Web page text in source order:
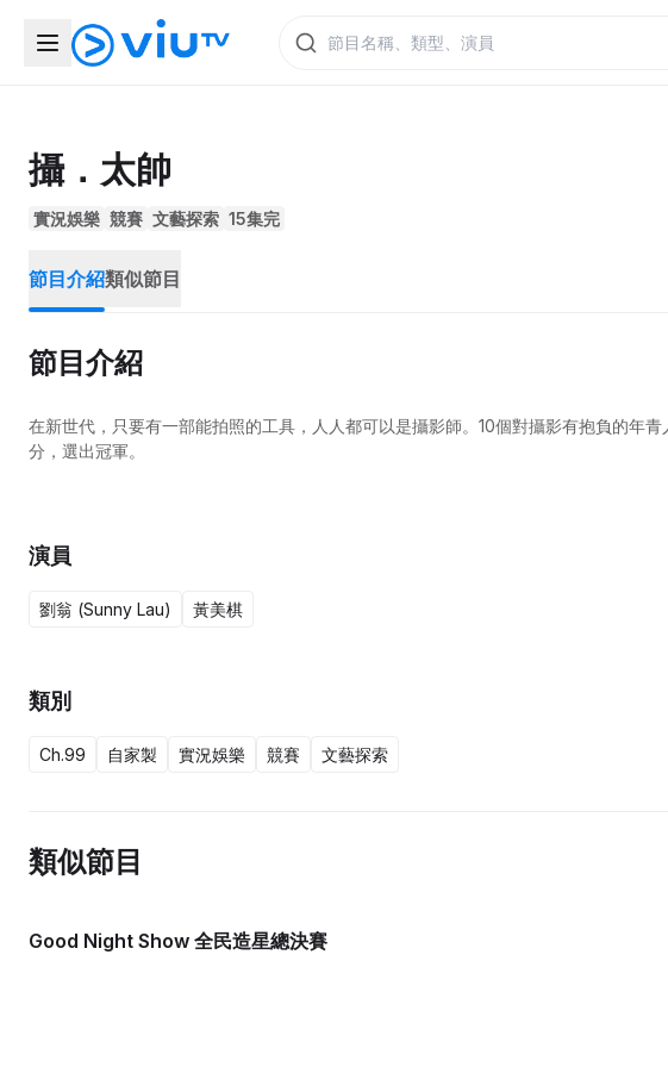
攝．太帥
實況娛樂 競賽 文藝探索 15集完
節目介紹類似節目
節目介紹
在新世代，只要有一部能拍照的工具，人人都可以是攝影師。10個對攝影有抱負的年
分，選出冠軍。
演員
劉翁 (Sunny Lau) 黃美棋
類別
Ch.99 自家製 實況娛樂 競賽 文藝探索
類似節目
Good Night Show 全民造星總決賽